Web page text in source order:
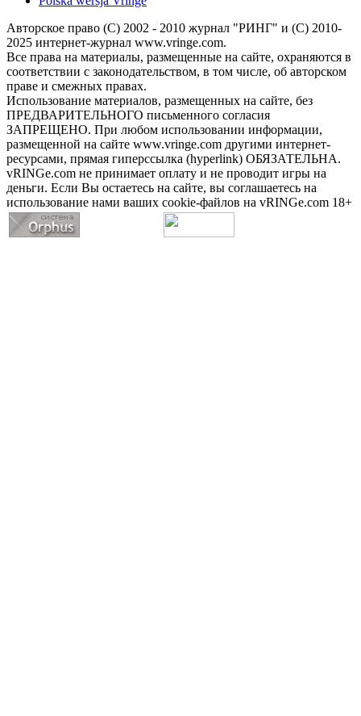
Авторское право (С) 2002 - 2010 журнал "РИНГ" и (С) 2010-
2025 интернет-журнал www.vringe.com.
Все права на материалы, размещенные на сайте, охраняются в
соответствии с законодательством, в том числе, об авторском
праве и смежных правах.
Использование материалов, размещенных на сайте, без
ПРЕДВАРИТЕЛЬНОГО письменного согласия
ЗАПРЕЩЕНО. При любом использовании информации,
размещенной на сайте www.vringe.com другими интернет-
ресурсами, прямая гиперссылка (hyperlink) ОБЯЗАТЕЛЬНА.
vRINGe.com не принимает оплату и не проводит игры на
деньги. Если Вы остаетесь на сайте, вы соглашаетесь на
использование нами ваших cookie-файлов на vRINGe.com 18+